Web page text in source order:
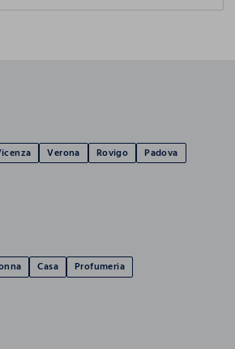
Verona Rovigo
Padova
Casa Profumeria